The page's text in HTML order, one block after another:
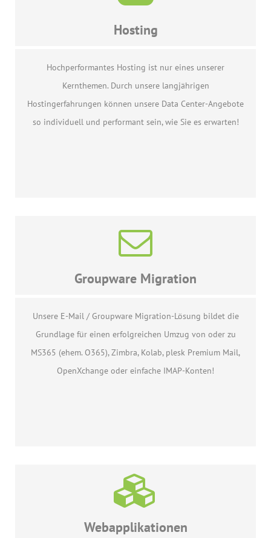
Hosting
Hochperformantes Hosting ist nur eines unserer
Kernthemen. Durch unsere langjährigen
Hostingerfahrungen können unsere Data Center-Angebote
so individuell und performant sein, wie Sie es erwarten!
Groupware Migration
Unsere E-Mail / Groupware Migration-Lösung bildet die
Grundlage für einen erfolgreichen Umzug von oder zu
MS365 (ehem. O365), Zimbra, Kolab, plesk Premium Mail,
OpenXchange oder einfache IMAP-Konten!
Webapplikationen